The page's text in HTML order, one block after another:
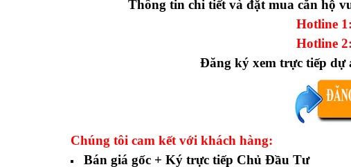
Thông tin chi tiết và đặt mua căn hộ
Hotline 1:
Hotline 2:
Đăng ký xem trực tiếp dự
Chúng tôi cam kết với khách hàng:
Bán giá gốc + Ký trực tiếp Chủ Đầu Tư